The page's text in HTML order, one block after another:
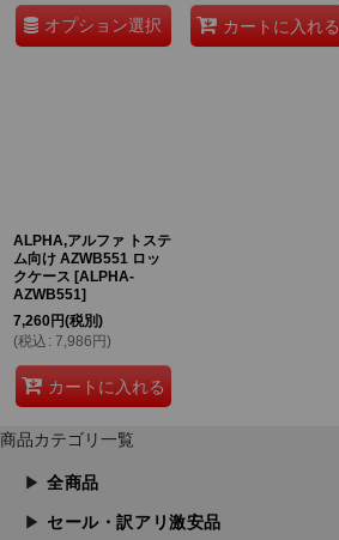
オプション選択 カートに入れる
ALPHA,アルファ トステ
ム向け AZWB551 ロッ
クケース [ALPHA-
AZWB551]
7,260円(税別)
(税込 : 7,986 円)
カートに入れる
商品カテゴリ一覧
全商品
セール・訳アリ激安品